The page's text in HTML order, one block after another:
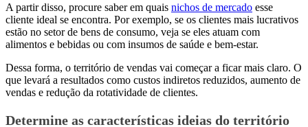
A partir disso, procure saber em quais nichos de mercado esse
cliente ideal se encontra. Por exemplo, se os clientes mais lucrativos
estão no setor de bens de consumo, veja se eles atuam com
alimentos e bebidas ou com insumos de saúde e bem-estar.
Dessa forma, o território de vendas vai começar a ficar mais claro. O
que levará a resultados como custos indiretos reduzidos, aumento de
vendas e redução da rotatividade de clientes.
Determine as características ideias do território